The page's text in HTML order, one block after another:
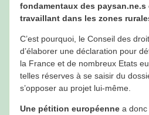
fondamentaux des
travaillant dans les zones
C’est pourquoi, le Conseil des
d’élaborer une déclaration pour
la France et de nombreux Etats
telles réserves à se saisir du
s’opposer au projet lui-même.
Une pétition européennea donc